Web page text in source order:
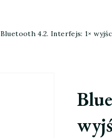
Bluetooth 4.2. Interfejs: 1×